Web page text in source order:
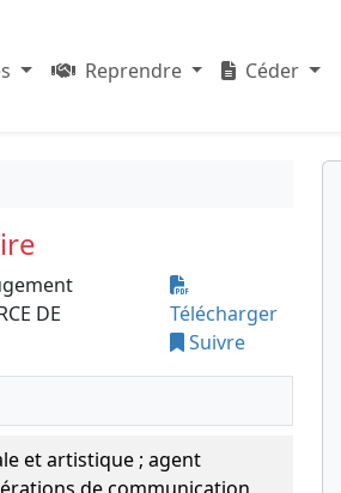
Reprendre Céder
DE
Télécharger
Suivre
et artistique ; agent